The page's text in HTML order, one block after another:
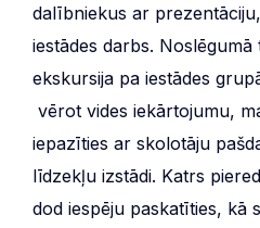
dalībniekus ar
iestādes darbs. Noslēgumā
ekskursija pa iestādes
vērot vides iekārtojumu,
iepazīties ar skolotāju
līdzekļu izstādi. Katrs
dod iespēju paskatīties, kā